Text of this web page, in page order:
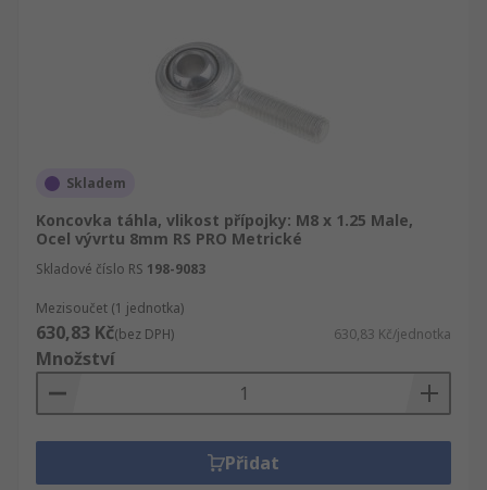
Skladem
Koncovka táhla, vlikost přípojky: M8 x 1.25 Male,
Ocel vývrtu 8mm RS PRO Metrické
Skladové číslo RS 198-9083
Mezisoučet (1 jednotka)
630,83 Kč(bez DPH) 630,83 Kč/jednotka
Množství
Přidat